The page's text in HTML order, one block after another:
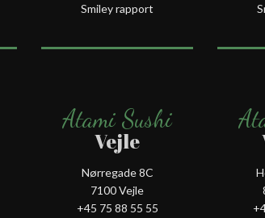
Smiley rapport
Atami Sushi
Vejle
Nørregade 8C
7100 Vejle
+45 75 88 55 55